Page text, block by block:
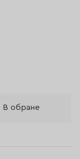
В обране